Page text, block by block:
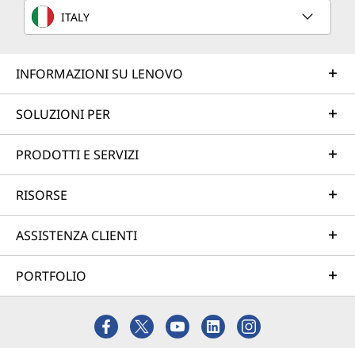
ITALY
INFORMAZIONI SU LENOVO
SOLUZIONI PER
PRODOTTI E SERVIZI
RISORSE
ASSISTENZA CLIENTI
PORTFOLIO